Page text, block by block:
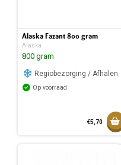
Alaska Fazant 800 gram
Alaska
800 gram
Regiobezorging / Afhalen
Op voorraad
€5,70